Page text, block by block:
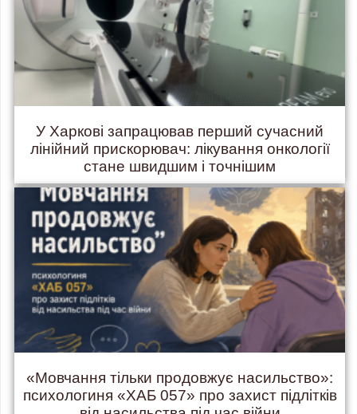
У Харкові запрацював перший сучасний
лінійний прискорювач: лікування онкології
стане швидшим і точнішим
«Мовчання тільки продовжує насильство»:
психологиня «ХАБ 057» про захист підлітків